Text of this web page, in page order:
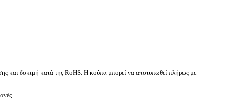
και δοκιμή κατά της RoHS.Η κούπα μπορεί να αποτυπωθεί πλήρως με